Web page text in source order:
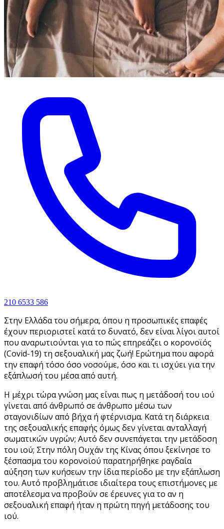
210 6533 586
Στην Ελλάδα του σήμερα, όπου η προσωπικές επαφές
έχουν περιοριστεί κατά το δυνατό, δεν είναι λίγοι αυτοί
που αναρωτιούνται για το πώς επηρεάζει ο κορονοϊός
(Covid-19) τη σεξουαλική μας ζωή! Ερώτημα που αφορά
την επαφή τόσο όσο νοσούμε, όσο και τι ισχύει για την
εξάπλωσή του μέσα από αυτή.
Η μέχρι τώρα γνώση μας είναι πως η μετάδοσή του ιού
γίνεται από άνθρωπό σε άνθρωπο μέσω των
σταγονιδίων από βήχα ή φτέρνισμα. Κατά τη διάρκεια
της σεξουαλικής επαφής όμως δεν γίνεται ανταλλαγή
σωματικών υγρών; Αυτό δεν συνεπάγεται την μετάδοση
του ιού; Στην πόλη Ουχάν της Κίνας όπου ξεκίνησε το
ξέσπασμα του κορονοϊού παρατηρήθηκε ραγδαία
αύξηση των κυήσεων την ίδια περίοδο με την εξάπλωση
του. Αυτό προβλημάτισε ιδιαίτερα τους επιστήμονες με
αποτέλεσμα να προβούν σε έρευνες για το αν η
σεξουαλική επαφή ήταν η πρώτη πηγή μετάδοσης του
ιού.